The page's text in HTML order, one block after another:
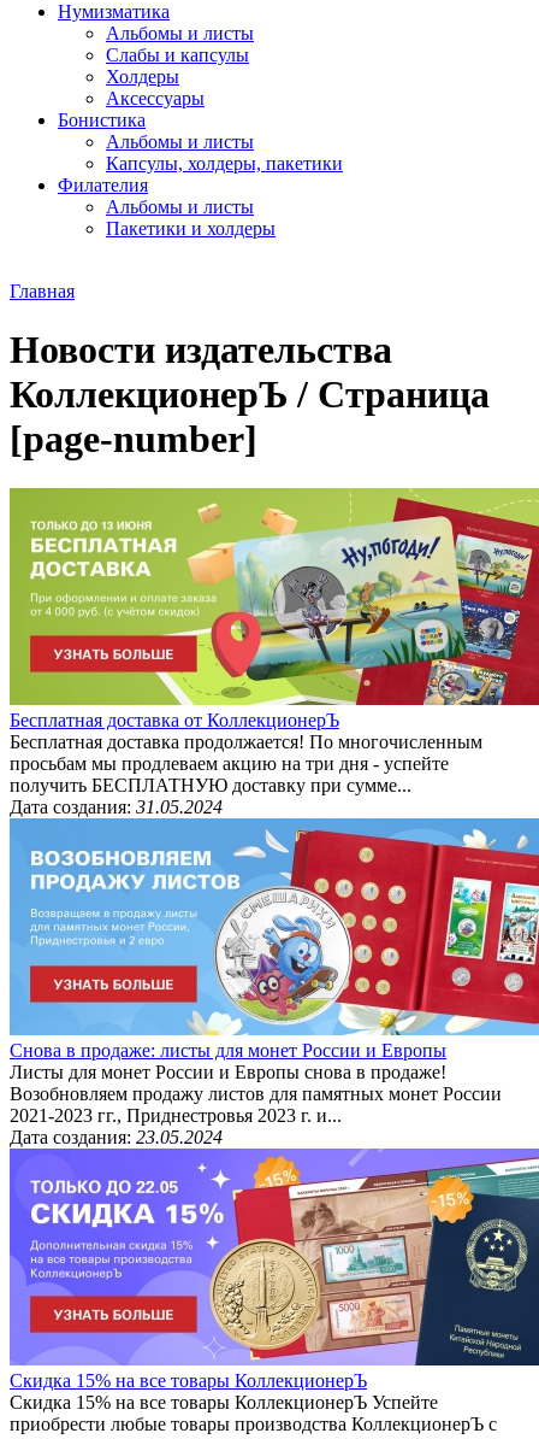
Нумизматика
Альбомы и листы
Слабы и капсулы
Холдеры
Аксессуары
Бонистика
Альбомы и листы
Капсулы, холдеры, пакетики
Филателия
Альбомы и листы
Пакетики и холдеры
Главная
Новости издательства
КоллекционерЪ / Страница
[page-number]
Бесплатная доставка от КоллекционерЪ
Бесплатная доставка продолжается! По многочисленным
просьбам мы продлеваем акцию на три дня - успейте
получить БЕСПЛАТНУЮ доставку при сумме...
Дата создания: 31.05.2024
Снова в продаже: листы для монет России и Европы
Листы для монет России и Европы снова в продаже!
Возобновляем продажу листов для памятных монет России
2021-2023 гг., Приднестровья 2023 г. и...
Дата создания: 23.05.2024
Скидка 15% на все товары КоллекционерЪ
Скидка 15% на все товары КоллекционерЪ Успейте
приобрести любые товары производства КоллекционерЪ с